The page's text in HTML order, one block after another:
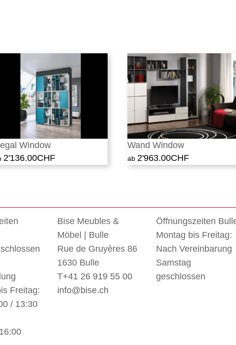
Window
2'136.00CHF
Wand Window
2'963.00CHF
Freitag:
/ 13:30
Bise Meubles &
Möbel | Bulle
Rue de Gruyères 86
1630 Bulle
T+41 26 919 55 00
info@bise.ch
Öffnungszeiten
Montag bis Freitag:
Nach Vereinbarung
Samstag
geschlossen